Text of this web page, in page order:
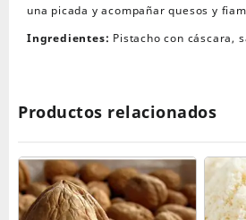
una picada y acompañar quesos y
Ingredientes: Pistacho con cáscara,
Productos relacionados